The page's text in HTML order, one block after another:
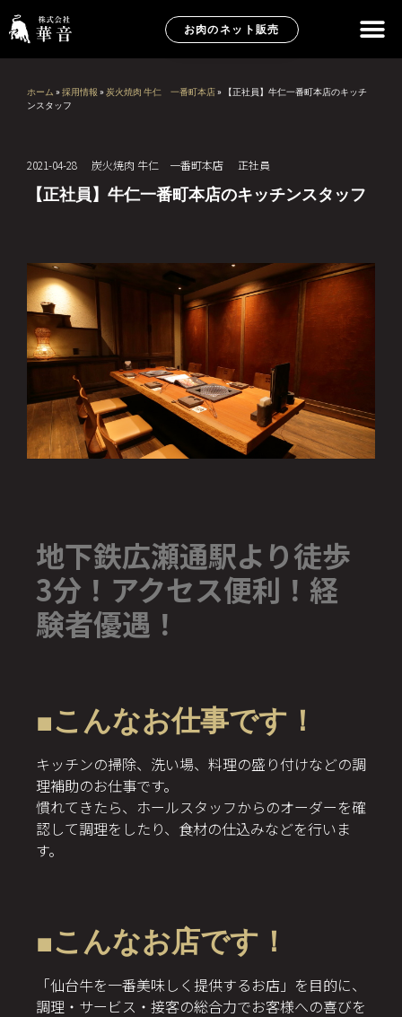
お肉のネット販売
ホーム » 採用情報 » 炭火焼肉 牛仁 一番町本店»
【正社員】牛仁一番町本店のキッチ
ンスタッフ
2021-04-28 炭火焼肉 牛仁 一番町本店 正社員
【正社員】牛仁一番町本店のキッチンスタッフ
地下鉄広瀬通駅より徒歩
3分！アクセス便利！経
験者優遇！
■こんなお仕事です！
キッチンの掃除、洗い場、料理の盛り付けなどの調
理補助のお仕事です。
慣れてきたら、ホールスタッフからのオーダーを確
認して調理をしたり、食材の仕込みなどを行いま
す。
■こんなお店です！
「仙台牛を一番美味しく提供するお店」を目的に、
調理・サービス・接客の総合力でお客様への喜びを